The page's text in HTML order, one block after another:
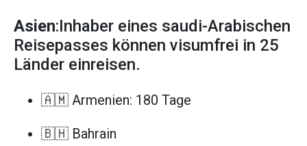
Asien:Inhaber eines saudi-Arabischen
Reisepasses können visumfrei in 25
Länder einreisen.
🇦🇲 Armenien: 180 Tage
🇧🇭 Bahrain